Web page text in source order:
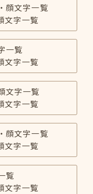
顔文字一覧
文字一覧
一覧
文字一覧
文字一覧
文字一覧
顔文字一覧
文字一覧
覧
文字一覧